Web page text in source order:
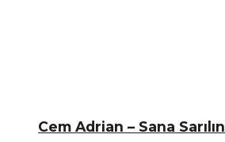
Cem Adrian – Sana